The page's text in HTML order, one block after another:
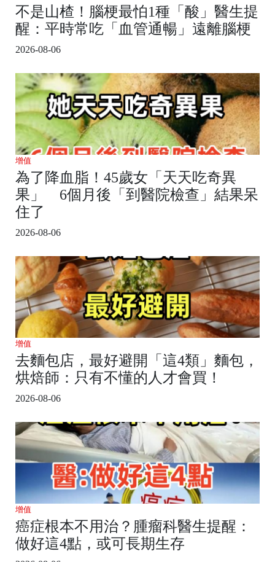
不是山楂！腦梗最怕1種「酸」醫生提
醒：平時常吃「血管通暢」遠離腦梗
2026-08-06
增值
為了降血脂！45歲女「天天吃奇異
果」 6個月後「到醫院檢查」結果呆
住了
2026-08-06
增值
去麵包店，最好避開「這4類」麵包，
烘焙師：只有不懂的人才會買！
2026-08-06
增值
癌症根本不用治？腫瘤科醫生提醒：
做好這4點，或可長期生存